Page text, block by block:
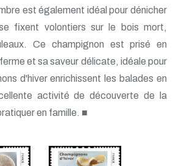
est également idéal pour dénicher
fixent volontiers sur le bois mort,
Ce champignon est prisé en
et sa saveur délicate, idéale pour
d'hiver enrichissent les balades en
activité de découverte de la
en famille. ■